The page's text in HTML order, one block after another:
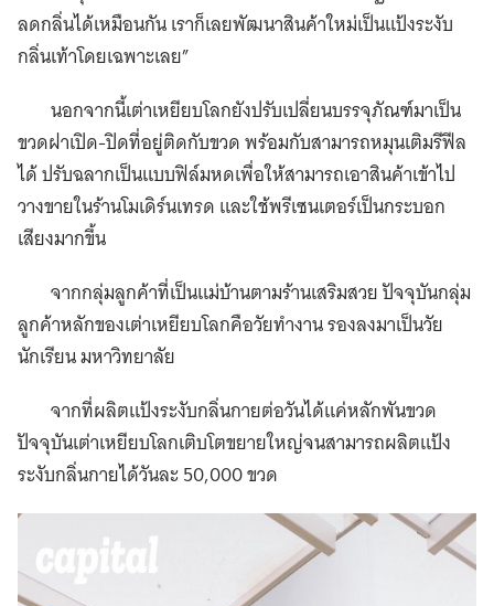
ลดกลิ่นได้เหมือนกัน เราก็เลยพัฒนาสินค้าใหม่เป็นแป้งระงับ
กลิ่นเท้าโดยเฉพาะเลย”
นอกจากนี้เต่าเหยียบโลกยังปรับเปลี่ยนบรรจุภัณฑ์มาเป็น
ขวดฝาเปิด-ปิดที่อยู่ติดกับขวด พร้อมกับสามารถหมุนเติมรีฟีล
ได้ ปรับฉลากเป็นแบบฟิล์มหดเพื่อให้สามารถเอาสินค้าเข้าไป
วางขายในร้านโมเดิร์นเทรด และใช้พรีเซนเตอร์เป็นกระบอก
เสียงมากขึ้น
จากกลุ่มลูกค้าที่เป็นแม่บ้านตามร้านเสริมสวย ปัจจุบันกลุ่ม
ลูกค้าหลักของเต่าเหยียบโลกคือวัยทำงาน รองลงมาเป็นวัย
นักเรียน มหาวิทยาลัย
จากที่ผลิตแป้งระงับกลิ่นกายต่อวันได้แค่หลักพันขวด
ปัจจุบันเต่าเหยียบโลกเติบโตขยายใหญ่จนสามารถผลิตแป้ง
ระงับกลิ่นกายได้วันละ 50,000 ขวด